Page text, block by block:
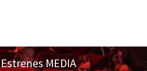
Estrenes MEDIA